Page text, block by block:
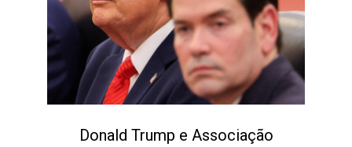
Donald Trump e Associação